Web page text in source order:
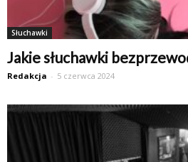
Słuchawki
Jakie słuchawki
Redakcja - 5 czerwca 2024